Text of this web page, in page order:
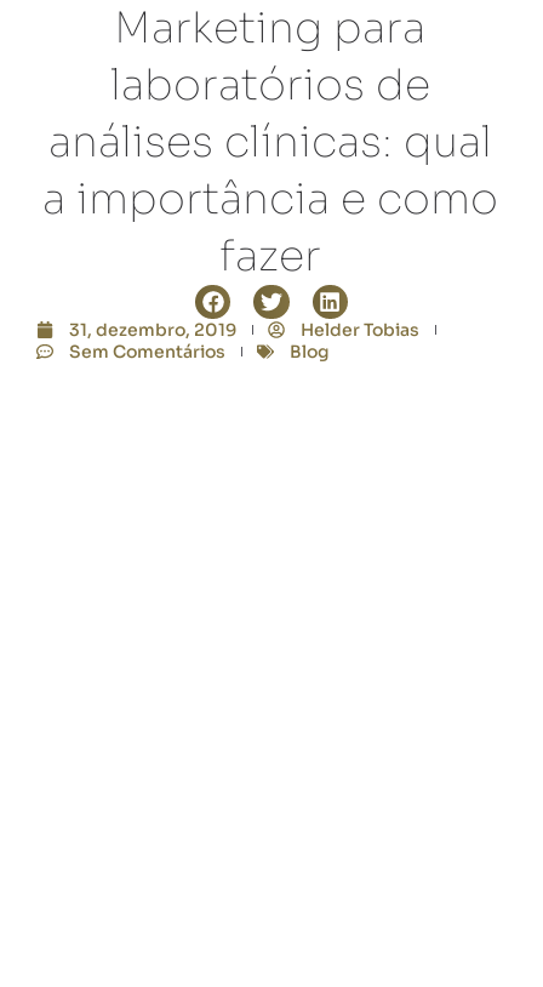
Marketing para
laboratórios de
análises clínicas: qual
a importância e como
fazer
31, dezembro, 2019
Helder Tobias
Sem Comentários
Blog